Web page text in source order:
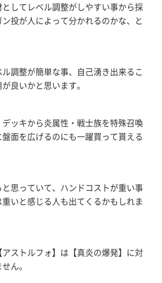
してレベル調整がしやすい事から採
投が人によって分かれるのかな、と
ル調整が簡単な事、自己湧き出来るこ
良いかと思います。
ッキから炎属性・戦士族を特殊召喚
面を広げるのにも一躍買って貰える
思っていて、ハンドコストが重い事
いと感じる人も出てくるかもしれま
ストルフォ】は【真炎の爆発】に対
ん。